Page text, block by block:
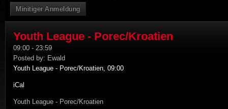
Minitiger Anmeldung
Youth League - Porec/Kroatien
09:00 - 23:59
Posted by: Ewald
Youth League - Porec/Kroatien, 09:00
iCal
Youth League - Porec/Kroatien